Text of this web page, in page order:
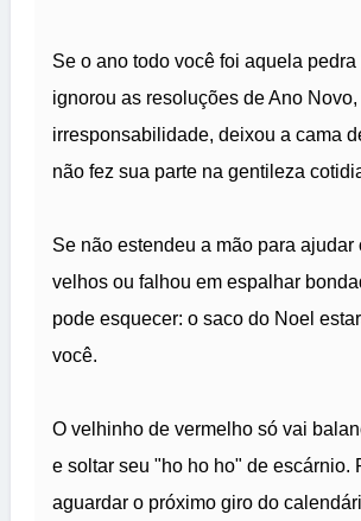
Se o ano todo você foi aquela pedra
ignorou as resoluções de Ano
irresponsabilidade, deixou a cama
não fez sua parte na gentileza
Se não estendeu a mão para ajudar
velhos ou falhou em espalhar
pode esquecer: o saco do Noel
você.
O velhinho de vermelho só vai
e soltar seu "ho ho ho" de escárnio.
aguardar o próximo giro do